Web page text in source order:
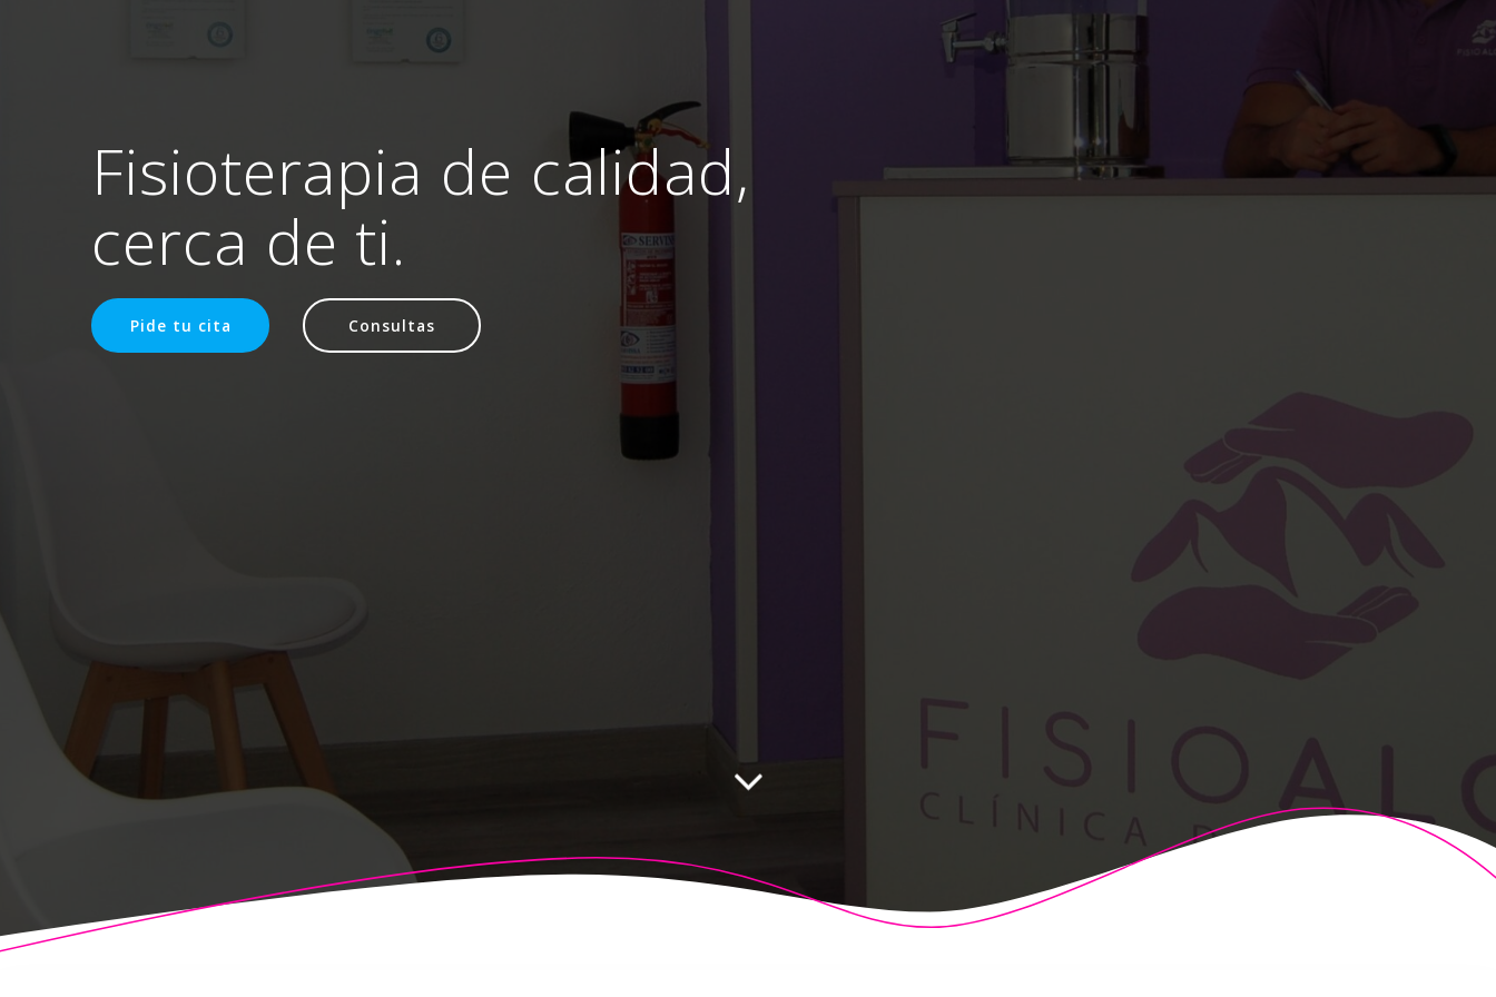
Fisioterapia de calidad,
cerca de ti.
Pide tu cita Consultas
© 2026 Fisioalcón. Construido utilizando WordPress y elHighlight Theme